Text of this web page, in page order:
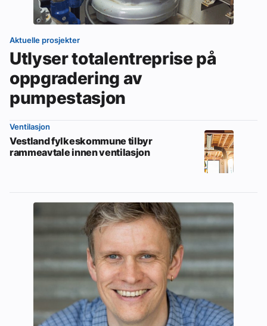
Aktuelle prosjekter
Utlyser totalentreprise på
oppgradering av
pumpestasjon
Ventilasjon
Vestland fylkeskommune tilbyr
rammeavtale innen ventilasjon